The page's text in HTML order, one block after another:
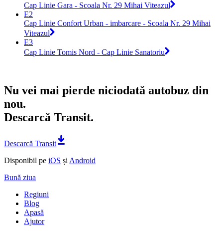
Cap Linie Gara - Scoala Nr. 29 Mihai Viteazul
E2
Cap Linie Confort Urban - imbarcare - Scoala Nr. 29 Mihai
Viteazul
E3
Cap Linie Tomis Nord - Cap Linie Sanatoriu
Nu vei mai pierde niciodată autobuz din
nou.
Descarcă Transit.
Descarcă Transit
Disponibil pe iOS și Android
Bună ziua
Regiuni
Blog
Apasă
Ajutor